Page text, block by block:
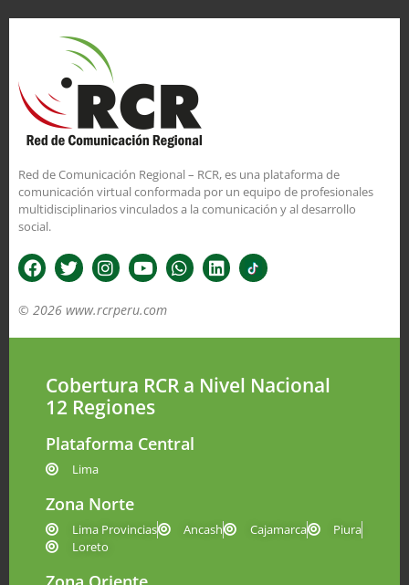
Red de Comunicación Regional – RCR, es una plataforma de
comunicación virtual conformada por un equipo de profesionales
multidisciplinarios vinculados a la comunicación y al desarrollo
social.
© 2026 www.rcrperu.com
Cobertura RCR a Nivel Nacional
12 Regiones
Plataforma Central
Lima
Zona Norte
Lima Provincias Ancash Cajamarca
Piura
Loreto